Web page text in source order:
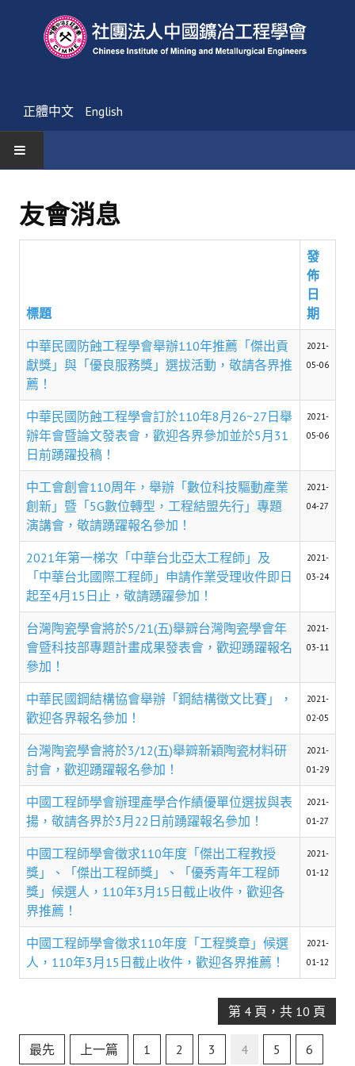
正體中文 English
最新消息
學會簡介
理事長的話
學會會歌
學會會址沿革
學會組織與架構
架構圖
理監事會
現任學會職員錄
重要章則
論文評選辦法
學生獎勵金申請辦法
盧善棟獎學金評選辦法
鑛冶期刊徵稿
鑛冶論文獎初選作業細則
鑛冶論文獎複審作業細則
獎章委員會簡則
傑出服務貢獻獎設置辦法
場地租借管理辦法
學會章程
會員代表選舉辦法
學會獎項
友會消息
標題
發
佈
日
期
中華民國防蝕工程學會舉辦110年推薦「傑出貢
獻獎」與「優良服務獎」選拔活動，敬請各界推
薦！
2021-
05-06
中華民國防蝕工程學會訂於110年8月26~27日舉
辦年會暨論文發表會，歡迎各界參加並於5月31
日前踴躍投稿！
2021-
05-06
中工會創會110周年，舉辦「數位科技驅動產業
創新」暨「5G數位轉型，工程結盟先行」專題
演講會，敬請踴躍報名參加！
2021-
04-27
2021年第一梯次「中華台北亞太工程師」及
「中華台北國際工程師」申請作業受理收件即日
起至4月15日止，敬請踴躍參加！
2021-
03-24
台灣陶瓷學會將於5/21(五)舉辧台灣陶瓷學會年
會暨科技部專題計畫成果發表會，歡迎踴躍報名
參加！
2021-
03-11
中華民國鋼結構協會舉辦「鋼結構徵文比賽」，
歡迎各界報名參加！
2021-
02-05
台灣陶瓷學會將於3/12(五)舉辧新穎陶瓷材料研
討會，歡迎踴躍報名參加！
2021-
01-29
中國工程師學會辦理產學合作績優單位選拔與表
揚，敬請各界於3月22日前踴躍報名參加！
2021-
01-27
中國工程師學會徵求110年度「傑出工程教授
獎」、「傑出工程師獎」、「優秀青年工程師
獎」候選人，110年3月15日截止收件，歡迎各
界推薦！
2021-
01-12
中國工程師學會徵求110年度「工程獎章」候選
人，110年3月15日截止收件，歡迎各界推薦！
2021-
01-12
第 4 頁，共 10 頁
最先 上一篇 1 2 3 4 5 6